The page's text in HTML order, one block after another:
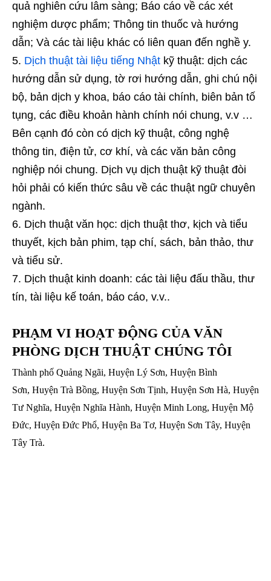
quả nghiên cứu lâm sàng; Báo cáo về các xét
nghiệm dược phẩm; Thông tin thuốc và hướng
dẫn; Và các tài liệu khác có liên quan đến nghề y.
Dịch thuật tài liệu tiếng Nhật kỹ thuật: dịch các
hướng dẫn sử dụng, tờ rơi hướng dẫn, ghi chú nội
bộ, bản dịch y khoa, báo cáo tài chính, biên bản tố
tụng, các điều khoản hành chính nói chung, v.v …
Bên cạnh đó còn có dịch kỹ thuật, công nghệ
thông tin, điện tử, cơ khí, và các văn bản công
nghiệp nói chung. Dịch vụ dịch thuật kỹ thuật đòi
hỏi phải có kiến thức sâu về các thuật ngữ chuyên
ngành.
Dịch thuật văn học: dịch thuật thơ, kịch và tiểu
thuyết, kịch bản phim, tạp chí, sách, bản thảo, thư
và tiểu sử.
Dịch thuật kinh doanh: các tài liệu đấu thầu, thư
tín, tài liệu kế toán, báo cáo, v.v..
PHẠM VI HOẠT ĐỘNG CỦA VĂN
PHÒNG DỊCH THUẬT CHÚNG TÔI
Thành phố Quảng Ngãi, Huyện Lý Sơn, Huyện Bình
Sơn, Huyện Trà Bồng, Huyện Sơn Tịnh, Huyện Sơn Hà, Huyện
Tư Nghĩa, Huyện Nghĩa Hành, Huyện Minh Long, Huyện Mộ
Đức, Huyện Đức Phổ, Huyện Ba Tơ, Huyện Sơn Tây, Huyện
Tây Trà.